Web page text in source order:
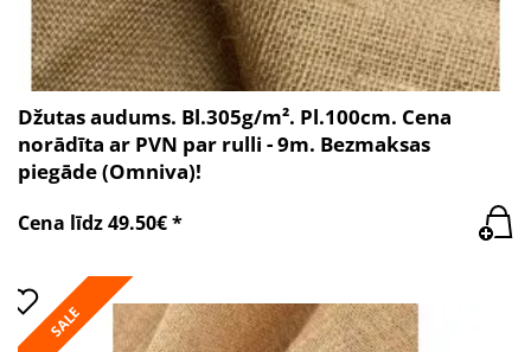
Džutas audums. Bl.305g/m². Pl.100cm. Cena
norādīta ar PVN par rulli - 9m. Bezmaksas
piegāde (Omniva)!
Cena līdz 49.50€ *
SALE